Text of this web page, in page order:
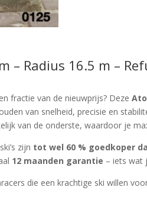
– Radius 16.5 m –
fractie van de nieuwprijs? Deze
van snelheid, precisie en
van de onderste, waardoor je
zijn tot wel 60 % goedkoper
12 maanden garantie – iets wat
die een krachtige ski willen